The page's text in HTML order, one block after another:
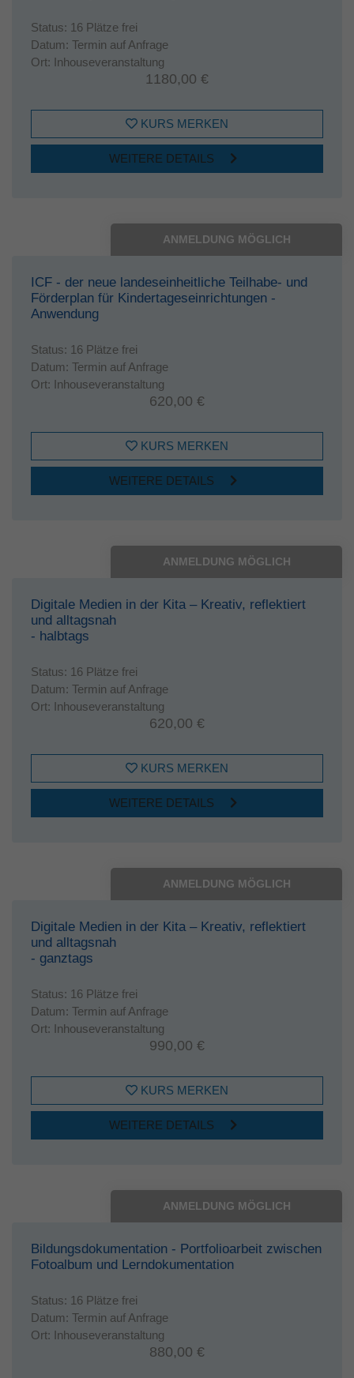
Status: 16 Plätze frei
Datum: Termin auf Anfrage
Ort: Inhouseveranstaltung
1180,00 €
KURS MERKEN
WEITERE DETAILS
ANMELDUNG MÖGLICH
ICF - der neue landeseinheitliche Teilhabe- und
Förderplan für Kindertageseinrichtungen -
Anwendung
Status: 16 Plätze frei
Datum: Termin auf Anfrage
Ort: Inhouseveranstaltung
620,00 €
KURS MERKEN
WEITERE DETAILS
ANMELDUNG MÖGLICH
Digitale Medien in der Kita – Kreativ, reflektiert
und alltagsnah
- halbtags
Status: 16 Plätze frei
Datum: Termin auf Anfrage
Ort: Inhouseveranstaltung
620,00 €
KURS MERKEN
WEITERE DETAILS
ANMELDUNG MÖGLICH
Digitale Medien in der Kita – Kreativ, reflektiert
und alltagsnah
- ganztags
Status: 16 Plätze frei
Datum: Termin auf Anfrage
Ort: Inhouseveranstaltung
990,00 €
KURS MERKEN
WEITERE DETAILS
ANMELDUNG MÖGLICH
Bildungsdokumentation - Portfolioarbeit zwischen
Fotoalbum und Lerndokumentation
Status: 16 Plätze frei
Datum: Termin auf Anfrage
Ort: Inhouseveranstaltung
880,00 €